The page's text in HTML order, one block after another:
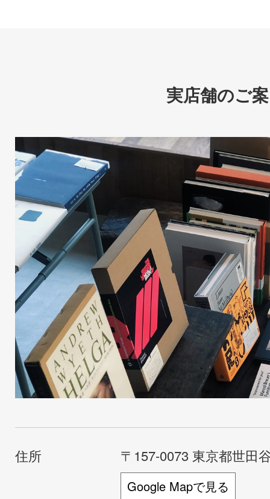
実店舗のご
住所 〒157-0073 東京都世田
Google Mapで見る